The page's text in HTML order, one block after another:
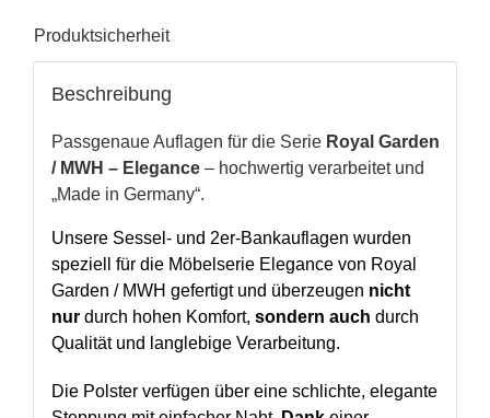
Produktsicherheit
Beschreibung
Passgenaue Auflagen für die Serie Royal Garden
/ MWH – Elegance– hochwertig verarbeitet und
„Made in Germany“.
Unsere Sessel- und 2er-Bankauflagen wurden
speziell für die Möbelserie Elegance von Royal
Garden / MWH gefertigt und überzeugen nicht
nurdurch hohen Komfort, sondern auch durch
Qualität und langlebige Verarbeitung.
Die Polster verfügen über eine schlichte, elegante